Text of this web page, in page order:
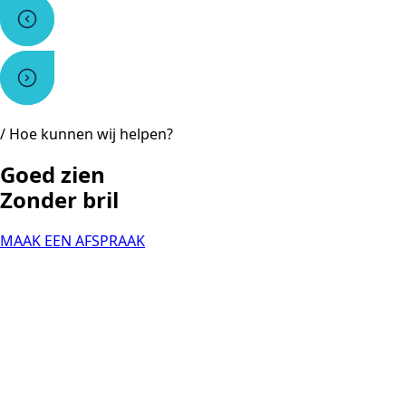
/ Hoe kunnen wij helpen?
Goed zien
Zonder bril
MAAK EEN AFSPRAAK